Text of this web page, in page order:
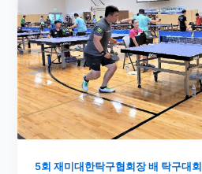
5회 재미대한탁구협회장 배 탁구대회